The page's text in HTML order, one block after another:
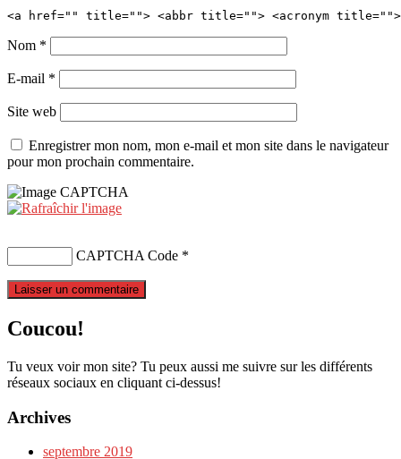
<a href="" title=""> <abbr title=""> <acronym title="">
Nom *
E-mail *
Site web
Enregistrer mon nom, mon e-mail et mon site dans le navigateur
pour mon prochain commentaire.
CAPTCHA Code *
Coucou!
Tu veux voir mon site? Tu peux aussi me suivre sur les différents
réseaux sociaux en cliquant ci-dessus!
Archives
septembre 2019